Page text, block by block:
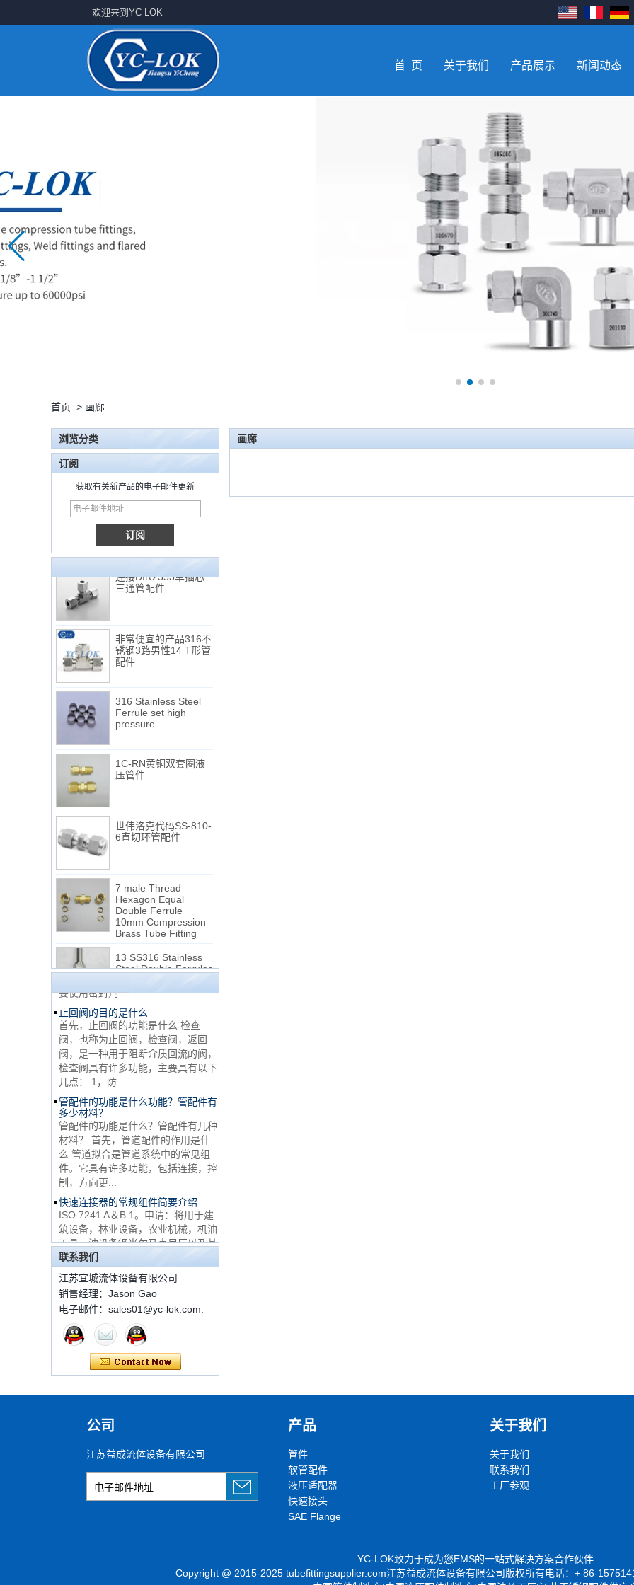
欢迎来到YC-LOK
首 页 关于我们 产品展示 新闻动态
首页 > 画廊
浏览分类
订阅
获取有关新产品的电子邮件更新
15 Stainless Steel
Double Ferrules Inch
Tube 12 to NPT 12
Male Connector
连接DIN2353单插芯
三通管配件
非常便宜的产品316不
锈钢3路男性14 T形管
配件
Ferrule set high
pressure
1C-RN黄铜双套圈液
压管件
世伟洛克代码SS-810-
6直切环管配件
Hexagon Equal
Double Ferrule
10mm Compression
Brass Tube Fitting
Steel Double Ferrules
Elbow Unions Metric
15 Stainless Steel
Double Ferrules Inch
Tube 12 to NPT 12
Male Connector
连接DIN2353单插芯
三通管配件
非常便宜的产品316不
锈钢3路男性14 T形管
配件
316 Stainless Steel
Ferrule set high
pressure
压管件
世伟洛克代码SS-810-
6直切环管配件
Hexagon Equal
13 SS316 Stainless
Tube 2mm to 38mm
NPT线程和NPTF线程之间的区别
1. NPT和NPTF螺纹是美国最常用的
锥形管螺纹，用于应用，从电管和扶
手到运输气体或腐蚀性液体的高压
线。NPT用于机械或低压气体以及需
止回阀的目的是什么
首先，止回阀的功能是什么 检查
阀，也称为止回阀，检查阀，返回
阀，是一种用于阻断介质回流的阀，
检查阀具有许多功能，主要具有以下
几点： 1，防...
管配件的功能是什么功能？管配件有
多少材料？
管配件的功能是什么？管配件有几种
材料？ 首先，管道配件的作用是什
么 管道拟合是管道系统中的常见组
件。它具有许多功能，包括连接，控
制，方向更...
快速连接器的常规组件简要介绍
ISO 7241 A＆B 1。申请：将用于建
筑设备，林业设备，农业机械，机油
工具，油设备钢米尔马克尼厂以及其
他苛刻的液压应用的Provendesign
带来。 2。 ...
套圈接头的安装方法
套圈接头的安装方法 1.锯一条适当
长度的无缝钢管，以去除端口上的毛
刺。管道的端面应垂直于轴线，并且
角度公差不得大于0.5°。如果需要弯
曲管道，...
双卡套和单卡套配件的应用范围和区
双卡套和单卡套配件的应用范围和区
工，黄金，制药，仪器仪表，机械配
圆锥形，切削...
橡胶环的特性和不同材料的高温抗性
橡胶环是一种密封环，具有冷抗性，
2024年春节假期在中国，并注意客
联系我们
江苏宜城流体设备有限公司
销售经理：Jason Gao
电子邮件：sales01@yc-lok.com.
画廊
公司
江苏益成流体设备有限公司
产品
管件
软管配件
液压适配器
快速接头
SAE Flange
关于我们
关于我们
联系我们
工厂参观
YC-LOK致力于成为您EMS的一站式解决方案合作伙伴
Copyright @ 2015-2025 tubefittingsupplier.com江苏益成流体设备有限公司版权所有电话：+ 86-